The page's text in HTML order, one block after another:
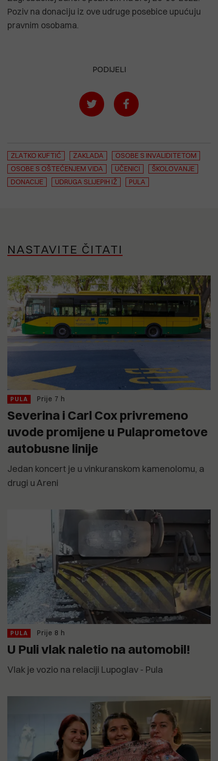
Poziv na donaciju iz ove udruge posebice upućuju
pravnim osobama.
PODIJELI
ZLATKO KUFTIĆ ZAKLADA
OSOBE S INVALIDITETOM
OSOBE S OŠTEĆENJEM VIDA
UČENICI
ŠKOLOVANJE
DONACIJE
UDRUGA SLIJEPIH IŽ PULA
NASTAVITE ČITATI
PULA Prije 7 h
Severina i Carl Cox privremeno
uvode promijene u Pulaprometove
autobusne linije
Jedan koncert je u vinkuranskom kamenolomu, a
drugi u Areni
PULA Prije 8 h
U Puli vlak naletio na automobil!
Vlak je vozio na relaciji Lupoglav - Pula